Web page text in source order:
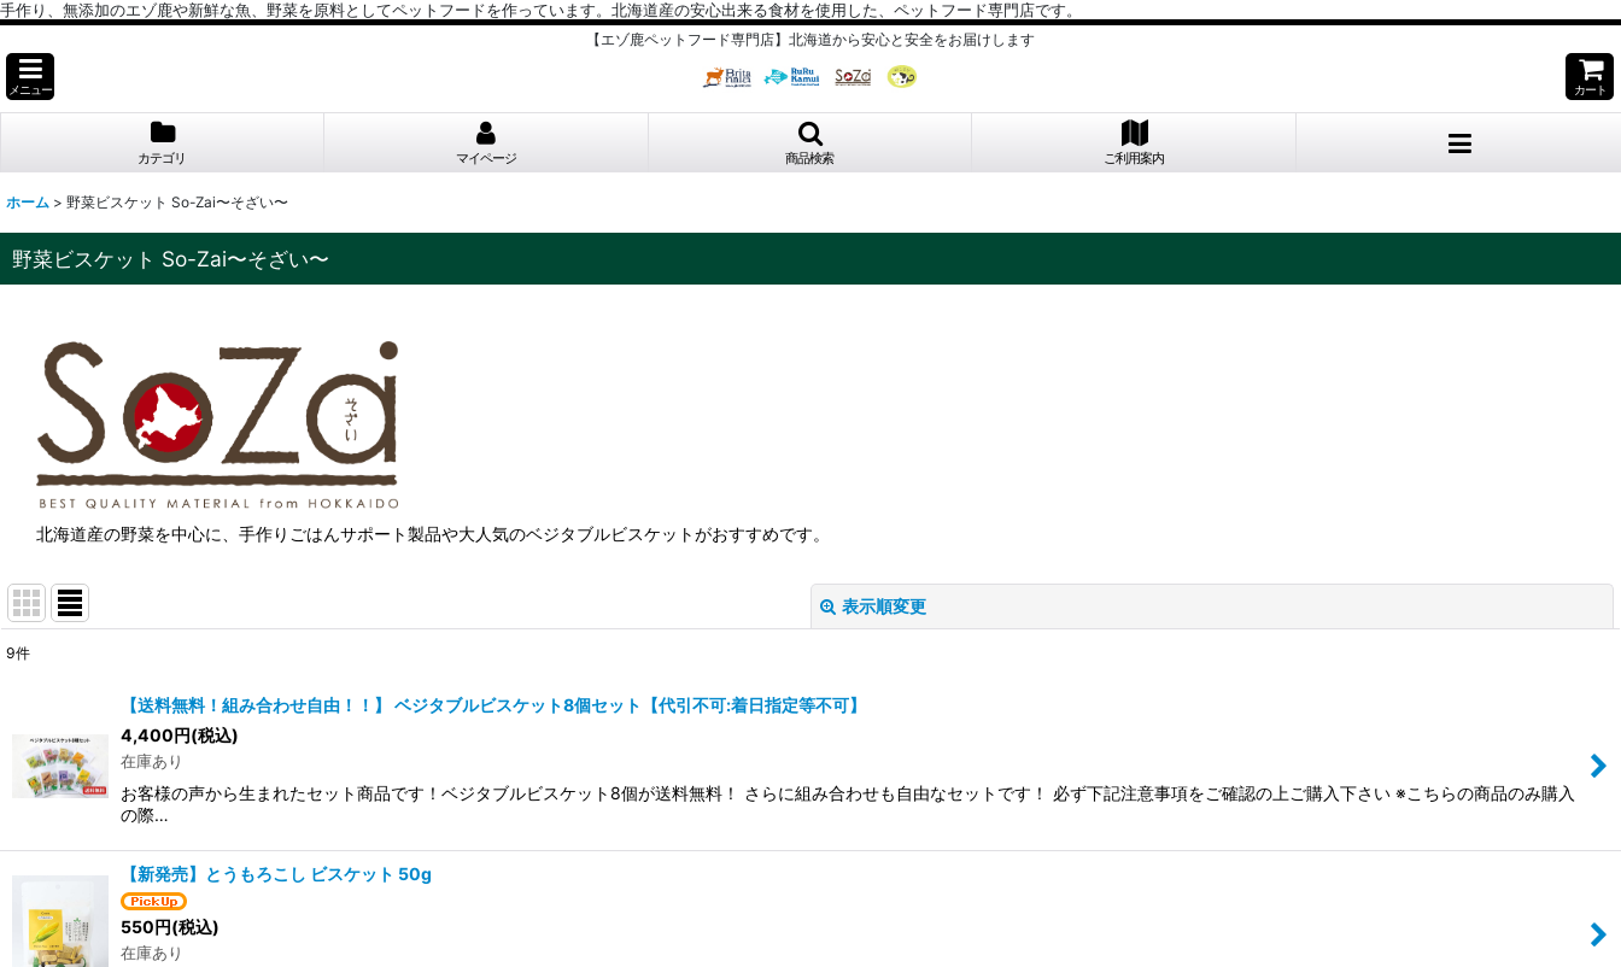
手作り、無添加のエゾ鹿や新鮮な魚、野菜を原料としてペットフードを作っています。北海道産の安心出来る食材を使用した、ペットフード専門店です。
【エゾ鹿ペットフード専門店】北海道から安心と安全をお届けします
メニュー カート
カテゴリ マイページ 商品検索 ご利用案内
ホーム > 野菜ビスケット So-Zai〜そざい〜
野菜ビスケット So-Zai〜そざい〜
北海道産の野菜を中心に、手作りごはんサポート製品や大人気のベジタブルビスケットがおすすめです。
表示順変更
表示数:
9件
【送料無料！組み合わせ自由！！】 ベジタブルビスケット8個セット【代引不可:着日指定等不可】
4,400円(税込)
在庫あり
お客様の声から生まれたセット商品です！ベジタブルビスケット8個が送料無料！ さらに組み合わせも自由なセットです！ 必ず下記注意事項をご確認の上ご購入下さい ※こちらの商品のみ購入
の際…
【新発売】とうもろこし ビスケット 50g
550円(税込)
在庫あり